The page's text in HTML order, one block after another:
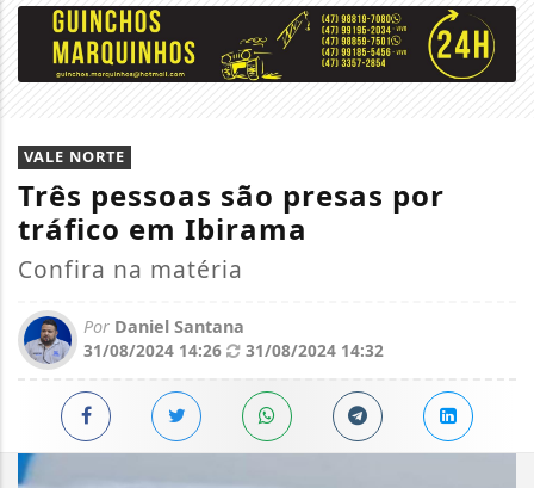
VALE NORTE
Três pessoas são presas por
tráfico em Ibirama
Confira na matéria
Por Daniel Santana
31/08/2024 14:26
31/08/2024 14:32